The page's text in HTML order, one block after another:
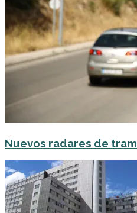
Nuevos radares de